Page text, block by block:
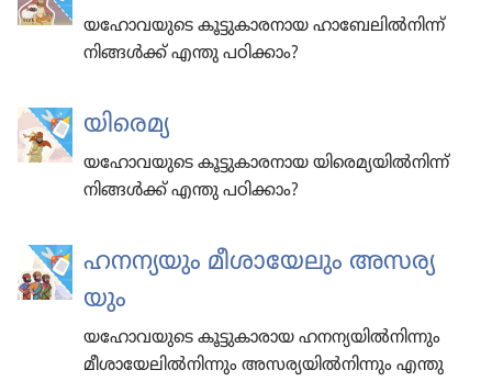
യഹോവ​യു​ടെ കൂട്ടു​കാ​രനായ ഹാബേ​ലിൽനിന്ന്‌
നിങ്ങൾക്ക്‌ എന്തു പഠിക്കാം?
യിരെമ്യ
യഹോവ​യു​ടെ കൂട്ടു​കാ​രനായ യിരെ​മ്യ​യിൽനിന്ന്‌
നിങ്ങൾക്ക്‌ എന്തു പഠിക്കാം?
ഹനന്യ​യും മീശാ​യേ​ലും അസര്യ​
യും
യഹോ​വ​യു​ടെ കൂട്ടു​കാ​രായ ഹനന്യ​യിൽനി​ന്നും
മീശാ​യേ​ലിൽനി​ന്നും അസര്യ​യിൽനി​ന്നും എന്തു